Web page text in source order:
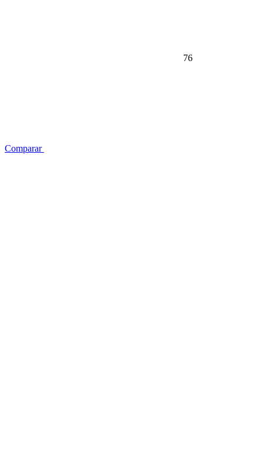
76
Comparar